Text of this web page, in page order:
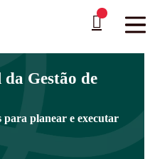
Gestão de
para planear e executar